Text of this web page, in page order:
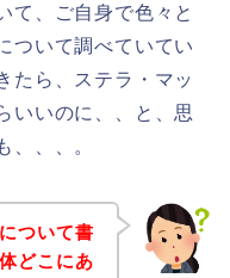
て、ご自身で色々と
ついて調べていてい
たら、ステラ・マッ
いいのに、、と、思
、、、。
ついて書
どこにあ